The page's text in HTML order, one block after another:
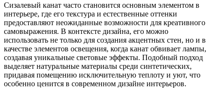
Сизалевый канат часто становится основным элементом в
интерьере, где его текстура и естественные оттенки
предоставляют неожиданные возможности для креативного
самовыражения. В контексте дизайна, его можно
использовать не только для создания акцентных стен, но и в
качестве элементов освещения, когда канат обвивает лампы,
создавая уникальные световые эффекты. Подобный подход
выделяет натуральные материалы среди синтетических,
придавая помещению исключительную теплоту и уют, что
особенно ценится в современном дизайне интерьеров.